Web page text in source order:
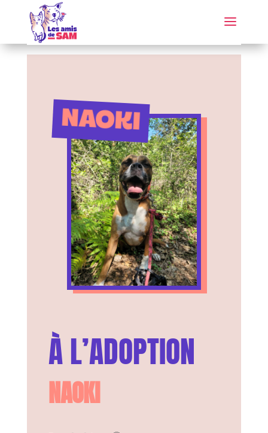
NAOKI
À L’ADOPTION
NAOKI